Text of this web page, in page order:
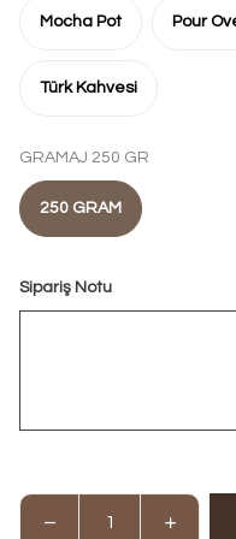
Mocha Pot Pour
Türk Kahvesi
GRAMAJ 250 GR
250 GRAM
Sipariş Notu